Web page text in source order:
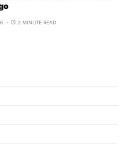
2 MINUTE READ